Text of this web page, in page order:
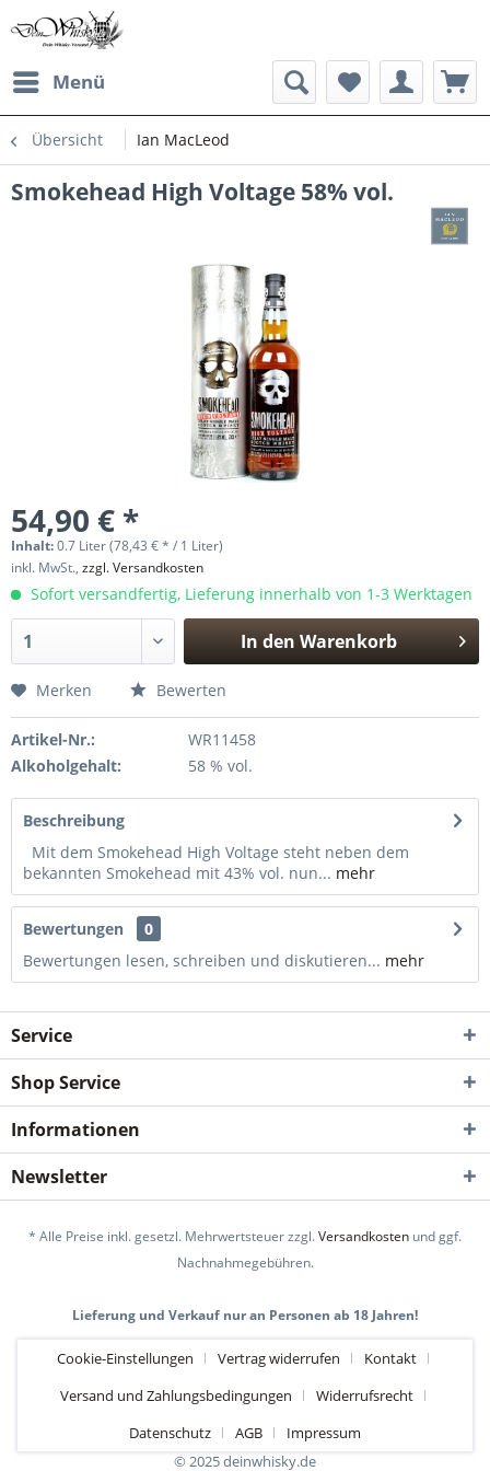
Menü
Übersicht Ian MacLeod
Smokehead High Voltage 58% vol.
54,90 € *
Inhalt:0.7 Liter (78,43 € * / 1 Liter)
inkl. MwSt., zzgl. Versandkosten
Sofort versandfertig, Lieferung innerhalb von 1-3 Werktagen
In den Warenkorb
Merken Bewerten
Artikel-Nr.:
WR11458
Alkoholgehalt:
58 % vol.
Beschreibung
Mit dem Smokehead High Voltage steht neben dem
bekannten Smokehead mit 43% vol. nun... mehr
Bewertungen
0
Bewertungen lesen, schreiben und diskutieren... mehr
Service
Shop Service
Informationen
Newsletter
* Alle Preise inkl. gesetzl. Mehrwertsteuer zzgl.Versandkosten und ggf.
Nachnahmegebühren.
Lieferung und Verkauf nur an Personen ab 18 Jahren!
Cookie-Einstellungen Vertrag widerrufen
Kontakt
Versand und Zahlungsbedingungen
Widerrufsrecht
Datenschutz
AGB
Impressum
© 2025 deinwhisky.de